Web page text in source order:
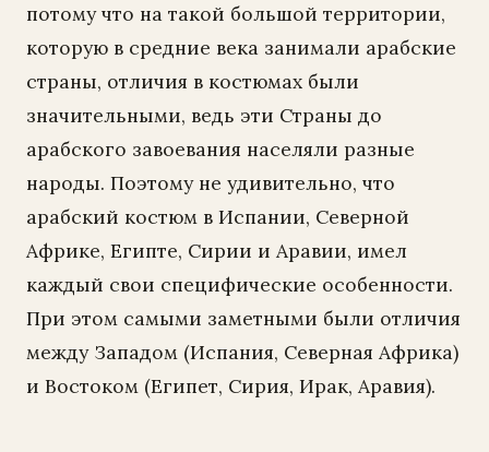
потому что на такой большой территории,
которую в средние века занимали арабские
страны, отличия в костюмах были
значительными, ведь эти Страны до
арабского завоевания населяли разные
народы. Поэтому не удивительно, что
арабский костюм в Испании, Северной
Африке, Египте, Сирии и Аравии, имел
каждый свои специфические особенности.
При этом самыми заметными были отличия
между Западом (Испания, Северная Африка)
и Востоком (Египет, Сирия, Ирак, Аравия).